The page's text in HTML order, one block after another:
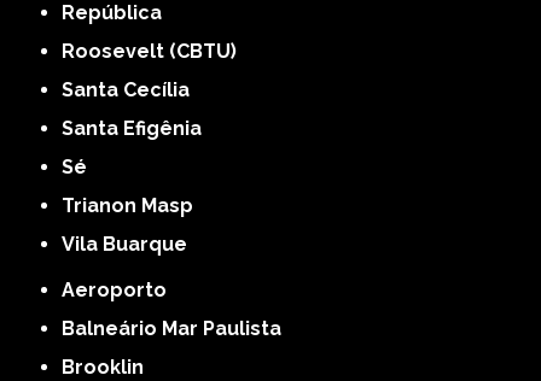
República
Roosevelt (CBTU)
Santa Cecília
Santa Efigênia
Sé
Trianon Masp
Vila Buarque
Aeroporto
Balneário Mar Paulista
Brooklin